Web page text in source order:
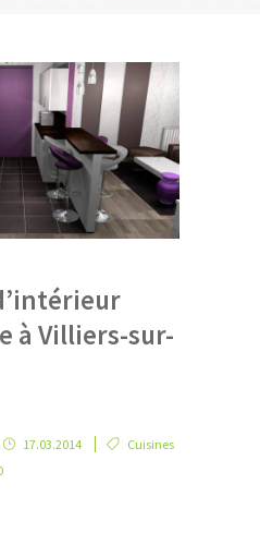
à Villiers-sur-
17.03.2014
Cuisines